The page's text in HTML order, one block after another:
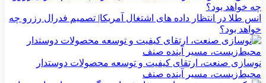
انس طلا در انتظار داده های اشتغال آمریکا| تصمیم فدرال رزرو چه
خواهد بود؟
نوسازی صنعت، ارتقای کیفیت و توسعه محصولات دوستدار
محیط‌زیست، مسیر آینده صنف